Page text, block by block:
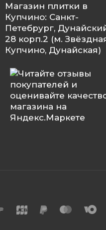
Магазин плитки в
Купчино: Санкт-
Петебрург,
28 корп.2 (м.
Купчино, Дунайская)